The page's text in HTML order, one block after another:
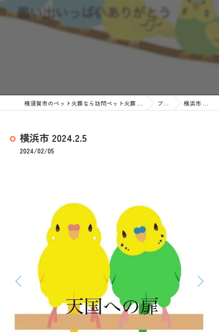
横須賀市のペット火葬なら訪問ペット火葬 ペットメモリアル神奈川 ブログ 横浜市 2024.2.5
横浜市 2024.2.5
2024/02/05